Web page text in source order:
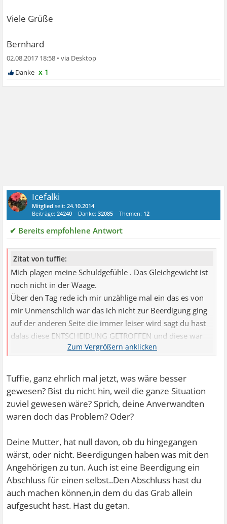
Viele Grüße
Bernhard
02.08.2017 18:58 •
x 1
Icefalki
Mitglied seit:24.10.2014
Beiträge:24240 Danke:32085 Themen: 12
✔ Bereits empfohlene Antwort
Zitat von tuffie:
Mich plagen meine Schuldgefühle . Das Gleichgewicht ist
noch nicht in der Waage.
Über den Tag rede ich mir unzählige mal ein das es von
mir Unmenschlich war das ich nicht zur Beerdigung ging
auf der anderen Seite die immer leiser wird sagt du hast
dalas diese ENTSCHEIDUNG GETROFFEN und diese war
gut. Das hin und her ist anstrengend:(
Tuffie, ganz ehrlich mal jetzt, was wäre besser
gewesen? Bist du nicht hin, weil die ganze Situation
zuviel gewesen wäre? Sprich, deine Anverwandten
waren doch das Problem? Oder?
Deine Mutter, hat null davon, ob du hingegangen
wärst, oder nicht. Beerdigungen haben was mit den
Angehörigen zu tun. Auch ist eine Beerdigung ein
Abschluss für einen selbst..Den Abschluss hast du
auch machen können,in dem du das Grab allein
aufgesucht hast. Hast du getan.